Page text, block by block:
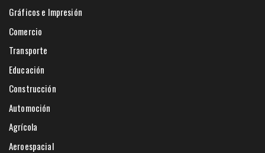
Gráficos e Impresión
Comercio
Transporte
Educación
Construcción
Automoción
Agrícola
Aeroespacial